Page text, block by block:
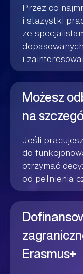
Przez co
i stażystki
ze
i
Możesz
na
Jeśli
do
otrzymać
od pełnienia
Erasmus+